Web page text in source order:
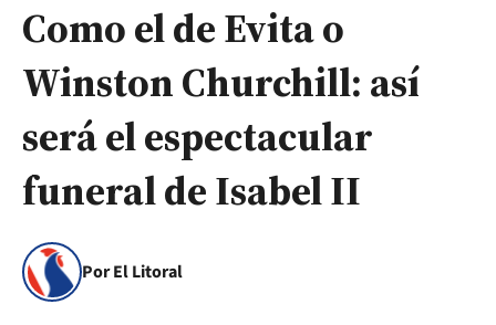
Como el de Evita o
Winston Churchill: así
será el espectacular
funeral de Isabel II
Por El Litoral